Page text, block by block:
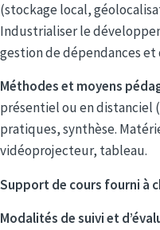
(stockage local,
Industrialiser le
gestion de dépendances
Méthodes et moyens
présentiel ou en distanciel
pratiques, synthèse.
vidéoprojecteur, tableau.
Support de cours fourni à
Modalités de suivi et